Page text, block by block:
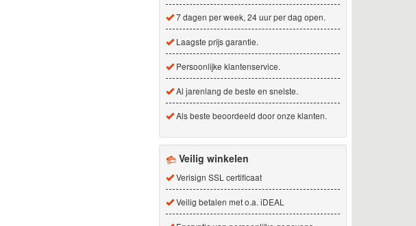
7 dagen per week, 24 uur per dag open.
Laagste prijs garantie.
Persoonlijke klantenservice.
Al jarenlang de beste en snelste.
Als beste beoordeeld door onze klanten.
Veilig winkelen
Verisign SSL certificaat
Veilig betalen met o.a. iDEAL